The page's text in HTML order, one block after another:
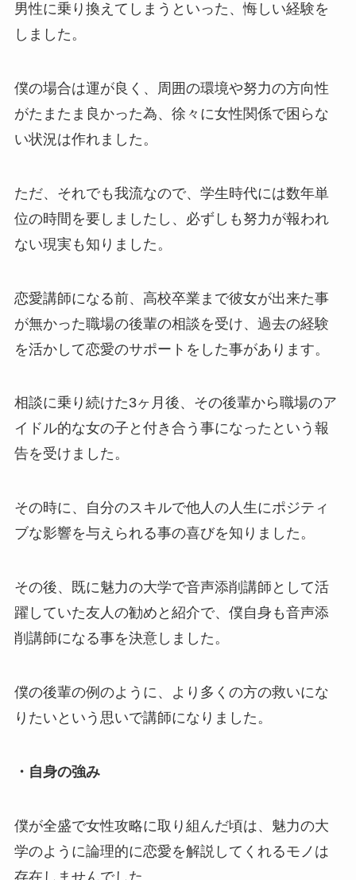
男性に乗り換えてしまうといった、悔しい経験を
しました。
僕の場合は運が良く、周囲の環境や努力の方向性
がたまたま良かった為、徐々に女性関係で困らな
い状況は作れました。
ただ、それでも我流なので、学生時代には数年単
位の時間を要しましたし、必ずしも努力が報われ
ない現実も知りました。
恋愛講師になる前、高校卒業まで彼女が出来た事
が無かった職場の後輩の相談を受け、過去の経験
を活かして恋愛のサポートをした事があります。
相談に乗り続けた3ヶ月後、その後輩から職場のア
イドル的な女の子と付き合う事になったという報
告を受けました。
その時に、自分のスキルで他人の人生にポジティ
ブな影響を与えられる事の喜びを知りました。
その後、既に魅力の大学で音声添削講師として活
躍していた友人の勧めと紹介で、僕自身も音声添
削講師になる事を決意しました。
僕の後輩の例のように、より多くの方の救いにな
りたいという思いで講師になりました。
・自身の強み
僕が全盛で女性攻略に取り組んだ頃は、魅力の大
学のように論理的に恋愛を解説してくれるモノは
存在しませんでした。